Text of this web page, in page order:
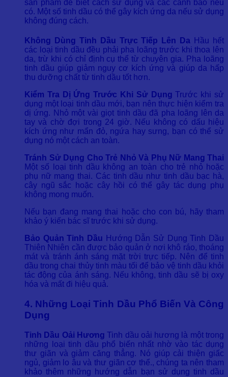
sản phẩm để biết cách sử dụng và các cảnh báo nếu
có. Một số tinh dầu có thể gây kích ứng da nếu sử dụng
không đúng cách.
Không Dùng Tinh Dầu Trực Tiếp Lên Da Hầu hết
các loại tinh dầu đều phải pha loãng trước khi thoa lên
da, trừ khi có chỉ định cụ thể từ chuyên gia. Pha loãng
tinh dầu giúp giảm nguy cơ kích ứng và giúp da hấp
thu dưỡng chất từ tinh dầu tốt hơn.
Kiểm Tra Dị Ứng Trước Khi Sử Dụng Trước khi sử
dụng một loại tinh dầu mới, bạn nên thực hiện kiểm tra
dị ứng. Nhỏ một vài giọt tinh dầu đã pha loãng lên da
tay và chờ đợi trong 24 giờ. Nếu không có dấu hiệu
kích ứng như mẩn đỏ, ngứa hay sưng, bạn có thể sử
dụng nó một cách an toàn.
Tránh Sử Dụng Cho Trẻ Nhỏ Và Phụ Nữ Mang Thai
Một số loại tinh dầu không an toàn cho trẻ nhỏ hoặc
phụ nữ mang thai. Các tinh dầu như tinh dầu bạc hà,
cây ngũ sắc hoặc cây hồi có thể gây tác dụng phụ
không mong muốn.
Nếu bạn đang mang thai hoặc cho con bú, hãy tham
khảo ý kiến bác sĩ trước khi sử dụng.
Bảo Quản Tinh Dầu Hướng Dẫn Sử Dụng Tinh Dầu
Thiên Nhiên cần được bảo quản ở nơi khô ráo, thoáng
mát và tránh ánh sáng mặt trời trực tiếp. Nên để tinh
dầu trong chai thủy tinh màu tối để bảo vệ tinh dầu khỏi
tác động của ánh sáng. Nếu không, tinh dầu sẽ bị oxy
hóa và mất đi hiệu quả.
4. Những Loại Tinh Dầu Phổ Biến Và Công
Dụng
Tinh Dầu Oải Hương Tinh dầu oải hương là một trong
những loại tinh dầu phổ biến nhất nhờ vào tác dụng
thư giãn và giảm căng thẳng. Nó giúp cải thiện giấc
ngủ, giảm lo âu và thư giãn cơ thể., chúng ta nên tham
khảo thêm những hướng dẫn bạn sử dụng tinh dầu